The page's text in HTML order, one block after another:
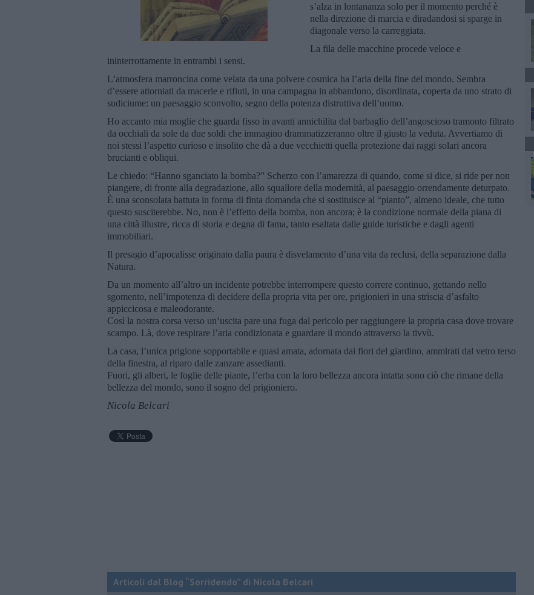
s’alza in lontananza solo per il momento perché è
nella direzione di marcia e diradandosi si sparge in
diagonale verso la carreggiata.
La fila delle macchine procede veloce e
ininterrottamente in entrambi i sensi.
L’atmosfera marroncina come velata da una polvere cosmica ha l’aria della fine del mondo. Sembra
d’essere attorniati da macerie e rifiuti, in una campagna in abbandono, disordinata, coperta da uno strato di
sudiciume: un paesaggio sconvolto, segno della potenza distruttiva dell’uomo.
Ho accanto mia moglie che guarda fisso in avanti annichilita dal barbaglio dell’angoscioso tramonto filtrato
da occhiali da sole da due soldi che immagino drammatizzeranno oltre il giusto la veduta. Avvertiamo di
noi stessi l’aspetto curioso e insolito che dà a due vecchietti quella protezione dai raggi solari ancora
brucianti e obliqui.
Le chiedo: “Hanno sganciato la bomba?” Scherzo con l’amarezza di quando, come si dice, si ride per non
piangere, di fronte alla degradazione, allo squallore della modernità, al paesaggio orrendamente deturpato.
È una sconsolata battuta in forma di finta domanda che si sostituisce al “pianto”, almeno ideale, che tutto
questo susciterebbe. No, non è l’effetto della bomba, non ancora; è la condizione normale della piana di
una città illustre, ricca di storia e degna di fama, tanto esaltata dalle guide turistiche e dagli agenti
immobiliari.
Il presagio d’apocalisse originato dalla paura è disvelamento d’una vita da reclusi, della separazione dalla
Natura.
Da un momento all’altro un incidente potrebbe interrompere questo correre continuo, gettando nello
sgomento, nell’impotenza di decidere della propria vita per ore, prigionieri in una striscia d’asfalto
appiccicosa e maleodorante.
Così la nostra corsa verso un’uscita pare una fuga dal pericolo per raggiungere la propria casa dove trovare
scampo. Là, dove respirare l’aria condizionata e guardare il mondo attraverso la tivvù.
La casa, l’unica prigione sopportabile e quasi amata, adornata dai fiori del giardino, ammirati dal vetro terso
della finestra, al riparo dalle zanzare assedianti.
Fuori, gli alberi, le foglie delle piante, l’erba con la loro bellezza ancora intatta sono ciò che rimane della
bellezza del mondo, sono il sogno del prigioniero.
Nicola Belcari
Articoli dal Blog “Sorridendo” di Nicola Belcari